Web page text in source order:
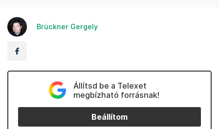
Brückner Gergely
Állítsd be a Telexet
megbízható forrásnak!
Beállítom